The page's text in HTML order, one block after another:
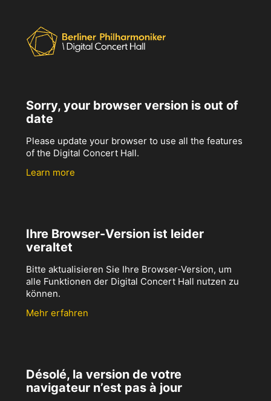
Sorry, your browser version is out of
date
Please update your browser to use all the features
of the Digital Concert Hall.
Learn more
Ihre Browser-Version ist leider
veraltet
Bitte aktualisieren Sie Ihre Browser-Version, um
alle Funktionen der Digital Concert Hall nutzen zu
können.
Mehr erfahren
Désolé, la version de votre
navigateur n’est pas à jour